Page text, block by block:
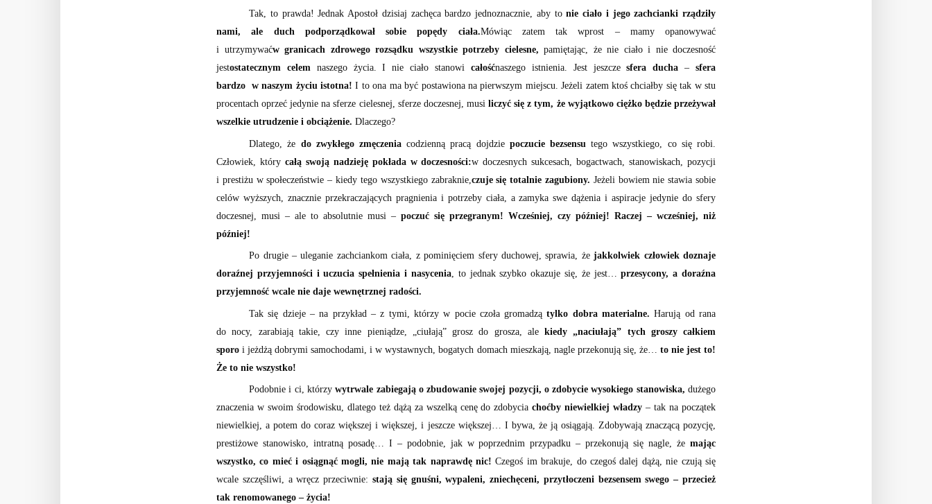
Tak, to prawda! Jednak Apostoł dzisiaj zachęca bardzo jednoznacznie, aby tonie ciało i jego zachcianki rządziły
nami, ale duch podporządkował sobie popędy ciała.Mówiąc zatem tak wprost – mamy opanowywać
i utrzymywaćw granicach zdrowego rozsądku wszystkie potrzeby cielesne, pamiętając, że nie ciało i nie doczesność
jestostatecznym celem naszego życia. I nie ciało stanowi całośćnaszego istnienia. Jest jeszczesfera ducha–sfera
bardzo w naszym życiu istotna! I to ona ma być postawiona na pierwszym miejscu. Jeżeli zatem ktoś chciałby się tak w stu
procentach oprzeć jedynie na sferze cielesnej, sferze doczesnej, musiliczyć się z tym, że wyjątkowo ciężko będzie przeżywał
wszelkie utrudzenie i obciążenie. Dlaczego?
Dlatego, że do zwykłego zmęczenia codzienną pracą dojdzie poczucie bezsensu tego wszystkiego, co się robi.
Człowiek, który całą swoją nadzieję pokłada w doczesności:w doczesnych sukcesach, bogactwach, stanowiskach, pozycji
i prestiżu w społeczeństwie – kiedy tego wszystkiego zabraknie, czuje się totalnie zagubiony. Jeżeli bowiem nie stawia sobie
celów wyższych, znacznie przekraczających pragnienia i potrzeby ciała, a zamyka swe dążenia i aspiracje jedynie do sfery
doczesnej, musi – ale to absolutnie musi – poczuć się przegranym! Wcześniej, czy później! Raczej – wcześniej, niż
później!
Po drugie – uleganie zachciankom ciała, z pominięciem sfery duchowej, sprawia, żejakkolwiek człowiek doznaje
doraźnej przyjemności i uczucia spełnienia i nasycenia, to jednak szybko okazuje się, że jest…przesycony, a doraźna
przyjemność wcale nie daje wewnętrznej radości.
Tak się dzieje – na przykład – z tymi, którzy w pocie czoła gromadzątylko dobra materialne. Harują od rana
do nocy, zarabiają takie, czy inne pieniądze, „ciułają” grosz do grosza, ale kiedy „naciułają” tych groszy całkiem
sporo i jeżdżą dobrymi samochodami, i w wystawnych, bogatych domach mieszkają, nagle przekonują się, że… to nie jest to!
Że to nie wszystko!
Podobnie i ci, którzywytrwale zabiegają o zbudowanie swojej pozycji, o zdobycie wysokiego stanowiska, dużego
znaczenia w swoim środowisku, dlatego też dążą za wszelką cenę do zdobyciachoćby niewielkiej władzy – tak na początek
niewielkiej, a potem do coraz większej i większej, i jeszcze większej… I bywa, że ją osiągają. Zdobywają znaczącą pozycję,
prestiżowe stanowisko, intratną posadę… I – podobnie, jak w poprzednim przypadku – przekonują się nagle, że mając
wszystko, co mieć i osiągnąć mogli, nie mają tak naprawdę nic! Czegoś im brakuje, do czegoś dalej dążą, nie czują się
wcale szczęśliwi, a wręcz przeciwnie: stają się gnuśni, wypaleni, zniechęceni, przytłoczeni bezsensem swego – przecież
tak renomowanego – życia!